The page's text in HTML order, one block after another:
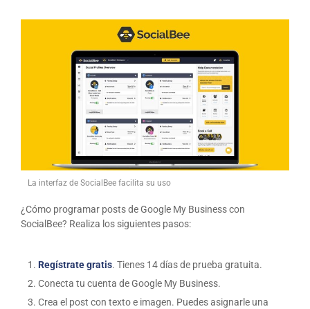
La interfaz de SocialBee facilita su uso
¿Cómo programar posts de Google My Business con
SocialBee? Realiza los siguientes pasos:
Regístrate gratis. Tienes 14 días de prueba gratuita.
Conecta tu cuenta de Google My Business.
Crea el post con texto e imagen. Puedes asignarle una